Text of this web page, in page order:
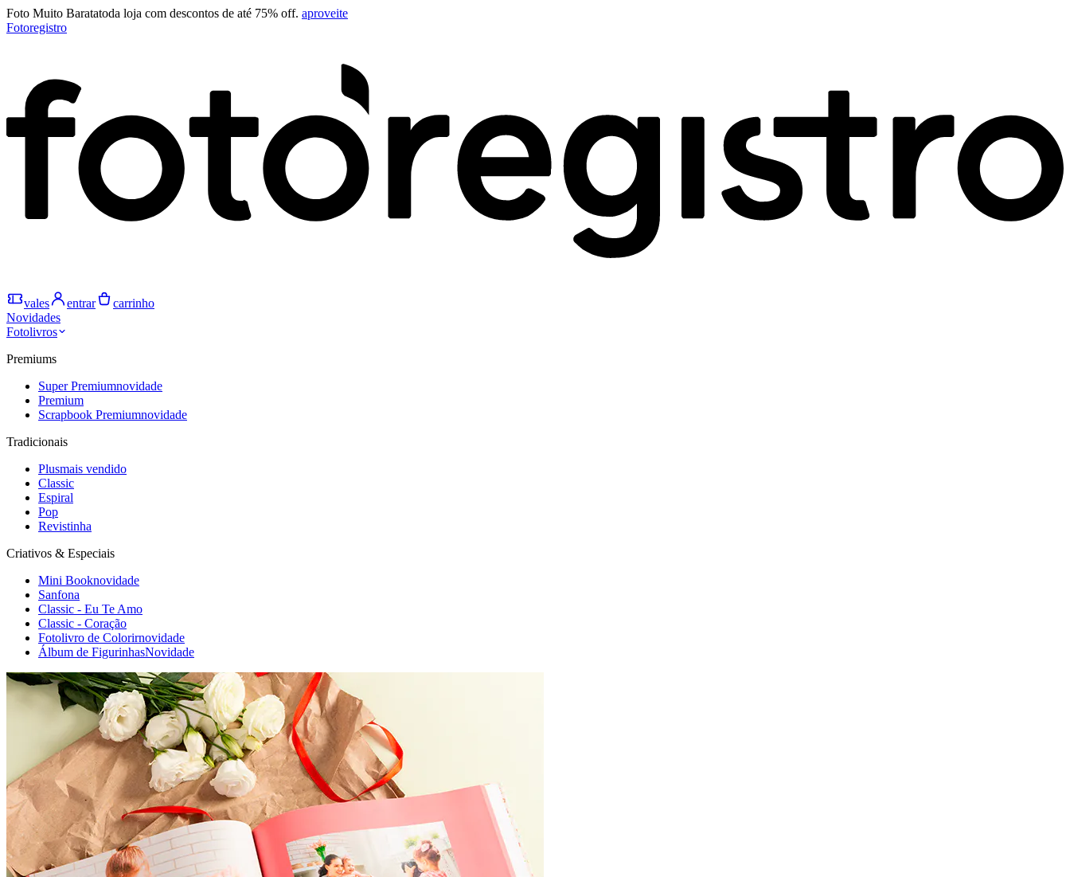
Foto Muito Baratatoda loja com descontos de até 75% off. aproveite
Fotoregistro
vales entrar
carrinho
Novidades
Fotolivros
Premiums
Super Premiumnovidade
Premium
Scrapbook Premiumnovidade
Tradicionais
Plusmais vendido
Classic
Espiral
Pop
Revistinha
Criativos & Especiais
Mini Booknovidade
Sanfona
Classic - Eu Te Amo
Classic - Coração
Fotolivro de Colorirnovidade
Álbum de FigurinhasNovidade